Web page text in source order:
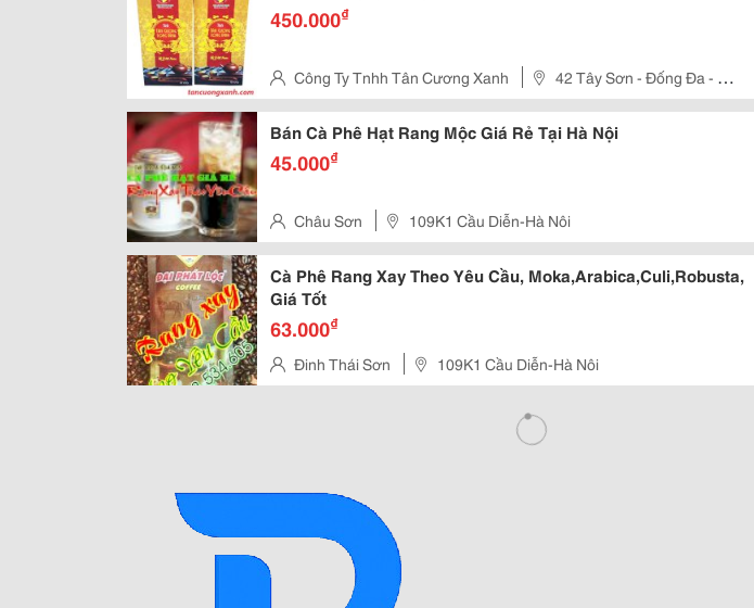
450.000₫
Công Ty Tnhh Tân Cương Xanh
42 Tây Sơn - Đống Đa - Hà
Nội
Bán Cà Phê Hạt Rang Mộc Giá Rẻ Tại Hà Nội
45.000₫
Châu Sơn 109K1 Cầu Diễn-Hà Nôi
Cà Phê Rang Xay Theo Yêu Cầu, Moka,Arabica,Culi,Robusta,
Giá Tốt
63.000₫
Đinh Thái Sơn 109K1 Cầu Diễn-Hà Nôi